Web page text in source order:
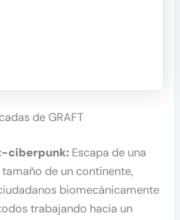
de GRAFT
ciberpunk:Escapa de una
de un continente,
biomecánicamente
trabajando hacia un